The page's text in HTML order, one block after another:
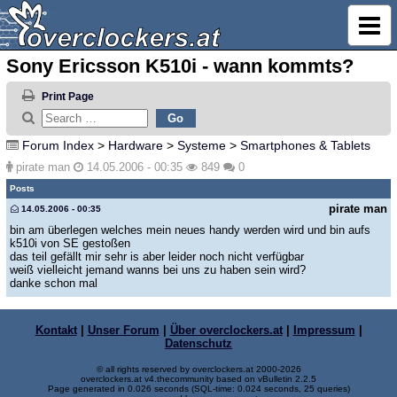
Sony Ericsson K510i - wann kommts?
Print Page
Forum Index > Hardware > Systeme > Smartphones & Tablets
pirate man 14.05.2006 - 00:35 849 0
Posts
pirate man
14.05.2006 - 00:35
bin am überlegen welches mein neues handy werden wird und bin aufs
k510i von SE gestoßen
das teil gefällt mir sehr is aber leider noch nicht verfügbar
weiß vielleicht jemand wanns bei uns zu haben sein wird?
danke schon mal
Kontakt| Unser Forum Über overclockers.at| Impressum
Datenschutz
© all rights reserved by overclockers.at 2000-2026
overclockers.at v4.thecommunity based on vBulletin 2.2.5
Page generated in 0.026 seconds (SQL-time: 0.024 seconds, 25 queries)